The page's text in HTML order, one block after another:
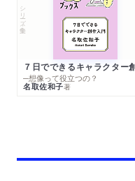
シリーズ・全集
─想像って役立つの？
名取佐和子著